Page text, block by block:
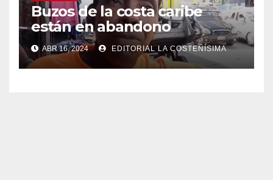
Buzos de la costa caribe
están en abandono
ABR 16, 2024 EDITORIAL LA COSTEÑÍSIMA